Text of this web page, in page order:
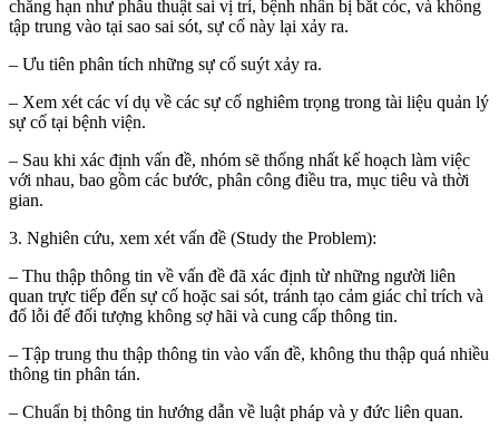
chẳng hạn như phẫu thuật sai vị trí, bệnh nhân bị bắt cóc, và không
tập trung vào tại sao sai sót, sự cố này lại xảy ra.
– Ưu tiên phân tích những sự cố suýt xảy ra.
– Xem xét các ví dụ về các sự cố nghiêm trọng trong tài liệu quản lý
sự cố tại bệnh viện.
– Sau khi xác định vấn đề, nhóm sẽ thống nhất kế hoạch làm việc
với nhau, bao gồm các bước, phân công điều tra, mục tiêu và thời
gian.
3. Nghiên cứu, xem xét vấn đề (Study the Problem):
– Thu thập thông tin về vấn đề đã xác định từ những người liên
quan trực tiếp đến sự cố hoặc sai sót, tránh tạo cảm giác chỉ trích và
đổ lỗi để đối tượng không sợ hãi và cung cấp thông tin.
– Tập trung thu thập thông tin vào vấn đề, không thu thập quá nhiều
thông tin phân tán.
– Chuẩn bị thông tin hướng dẫn về luật pháp và y đức liên quan.